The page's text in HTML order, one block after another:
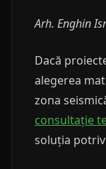
Arh. Enghin
Dacă
alegerea
zona
consultație
soluția